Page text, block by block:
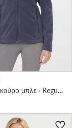
Fleece · Σκούρο μπλε · Regular Fit